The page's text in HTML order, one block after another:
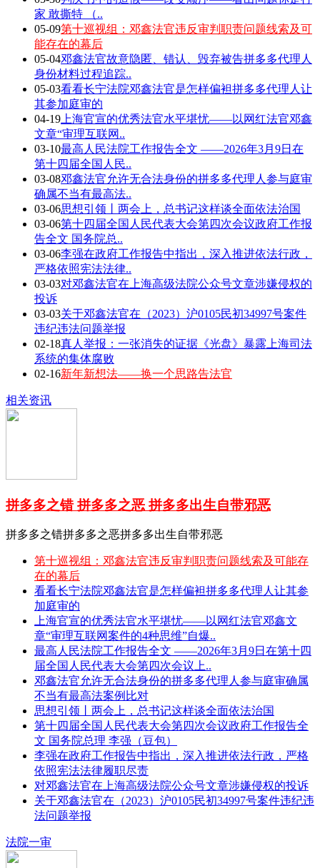
家 敢撕特 （..
05-09第十巡视组：邓鑫法官违反审判职责问题线索及可
能存在的幕后
05-04邓鑫法官故意隐匿、错认、毁弃被告拼多多代理人
身份材料过程追踪..
05-03看看长宁法院邓鑫法官是怎样偏袒拼多多代理人让
其参加庭审的
04-19 上海官宣的优秀法官水平堪忧——以网红法官邓鑫
文章“审理互联网..
03-10最高人民法院工作报告全文 ——2026年3月9日在
第十四届全国人民..
03-08邓鑫法官允许无合法身份的拼多多代理人参与庭审
确属不当有最高法..
03-06思想引领丨两会上，总书记这样谈全面依法治国
03-06第十四届全国人民代表大会第四次会议政府工作报
告全文 国务院总..
03-06李强在政府工作报告中指出，深入推进依法行政，
严格依照宪法法律..
03-03对邓鑫法官在上海高级法院公众号文章涉嫌侵权的
投诉
03-03关于邓鑫法官在（2023）沪0105民初34997号案件
违纪违法问题举报
02-18真人举报：一张消失的证据《光盘》暴露上海司法
系统的集体腐败
02-16新年新想法——换一个思路告法官
相关资讯
拼多多之错 拼多多之恶 拼多多出生自带邪恶
拼多多之错拼多多之恶拼多多出生自带邪恶
第十巡视组：邓鑫法官违反审判职责问题线索及可能存
在的幕后
看看长宁法院邓鑫法官是怎样偏袒拼多多代理人让其参
加庭审的
上海官宣的优秀法官水平堪忧——以网红法官邓鑫文
章“审理互联网案件的4种思维”自爆..
最高人民法院工作报告全文 ——2026年3月9日在第十四
届全国人民代表大会第四次会议上..
邓鑫法官允许无合法身份的拼多多代理人参与庭审确属
不当有最高法案例比对
思想引领丨两会上，总书记这样谈全面依法治国
第十四届全国人民代表大会第四次会议政府工作报告全
文 国务院总理 李强（豆包）
李强在政府工作报告中指出，深入推进依法行政，严格
依照宪法法律履职尽责
对邓鑫法官在上海高级法院公众号文章涉嫌侵权的投诉
关于邓鑫法官在（2023）沪0105民初34997号案件违纪违
法问题举报
法院一审